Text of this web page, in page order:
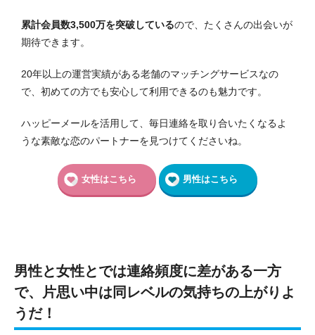
累計会員数3,500万を突破しているので、たくさんの出会いが
期待できます。
20年以上の運営実績がある老舗のマッチングサービスなの
で、初めての方でも安心して利用できるのも魅力です。
ハッピーメールを活用して、毎日連絡を取り合いたくなるよ
うな素敵な恋のパートナーを見つけてくださいね。
女性はこちら 男性はこちら
男性と女性とでは連絡頻度に差がある一方
で、片思い中は同レベルの気持ちの上がりよ
うだ！